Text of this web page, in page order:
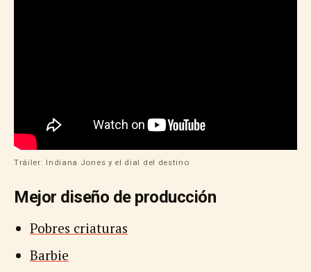
Tráiler: Indiana Jones y el dial del destino
Mejor diseño de producción
Pobres criaturas
Barbie